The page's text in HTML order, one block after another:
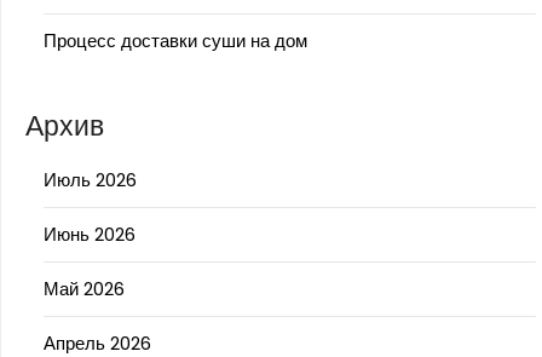
Процесс доставки суши на дом
Архив
Июль 2026
Июнь 2026
Май 2026
Апрель 2026